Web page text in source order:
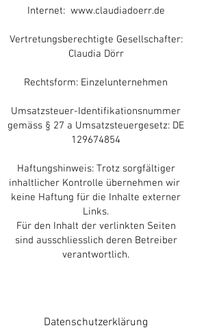
Internet: www.claudiadoerr.de
Vertretungsberechtigte Gesellschafter:
Claudia Dörr
Rechtsform: Einzelunternehmen
Umsatzsteuer-Identifikationsnummer
gemäss § 27 a Umsatzsteuergesetz: DE
129674854
Haftungshinweis: Trotz sorgfältiger
inhaltlicher Kontrolle übernehmen wir
keine Haftung für die Inhalte externer
Links.
Für den Inhalt der verlinkten Seiten
sind ausschliesslich deren Betreiber
verantwortlich.
Datenschutzerklärung